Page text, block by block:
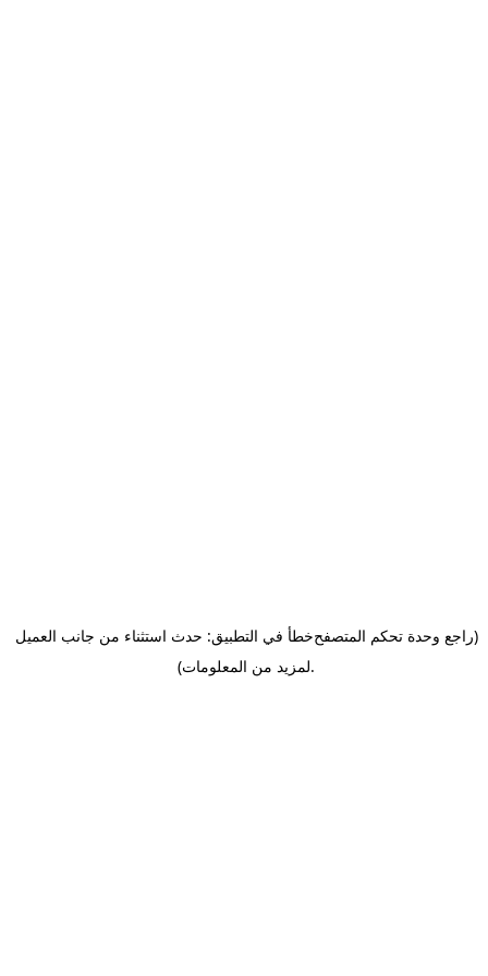
خطأ في التطبيق: حدث استثناء من جانب العميل(راجع وحدة تحكم المتصفح
لمزيد من المعلومات).